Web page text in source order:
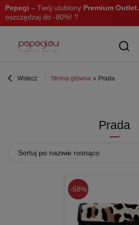
Pepegi – Twój ulubiony Premium Outlet.
oszczędzaj do -80%! ?
Wstecz Strona główna Prada
Prada
Sortuj po nazwie rosnąco
58%